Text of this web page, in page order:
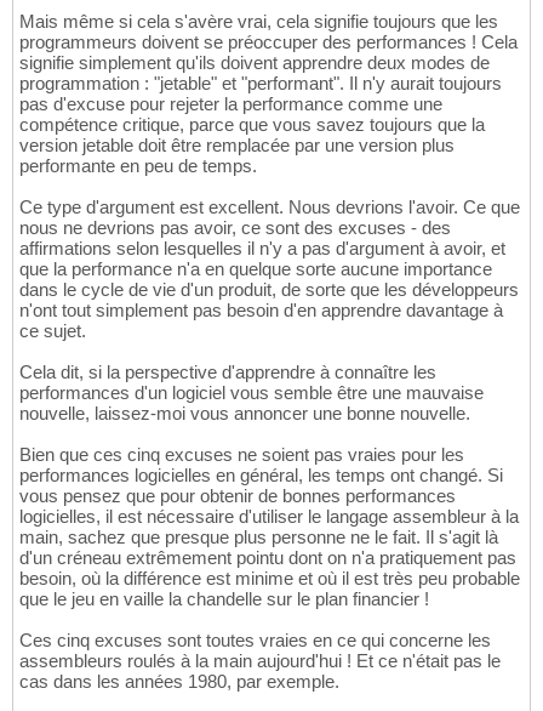
Mais même si cela s'avère vrai, cela signifie toujours que les
programmeurs doivent se préoccuper des performances ! Cela
signifie simplement qu'ils doivent apprendre deux modes de
programmation : "jetable" et "performant". Il n'y aurait toujours
pas d'excuse pour rejeter la performance comme une
compétence critique, parce que vous savez toujours que la
version jetable doit être remplacée par une version plus
performante en peu de temps.
Ce type d'argument est excellent. Nous devrions l'avoir. Ce que
nous ne devrions pas avoir, ce sont des excuses - des
affirmations selon lesquelles il n'y a pas d'argument à avoir, et
que la performance n'a en quelque sorte aucune importance
dans le cycle de vie d'un produit, de sorte que les développeurs
n'ont tout simplement pas besoin d'en apprendre davantage à
ce sujet.
Cela dit, si la perspective d'apprendre à connaître les
performances d'un logiciel vous semble être une mauvaise
nouvelle, laissez-moi vous annoncer une bonne nouvelle.
Bien que ces cinq excuses ne soient pas vraies pour les
performances logicielles en général, les temps ont changé. Si
vous pensez que pour obtenir de bonnes performances
logicielles, il est nécessaire d'utiliser le langage assembleur à la
main, sachez que presque plus personne ne le fait. Il s'agit là
d'un créneau extrêmement pointu dont on n'a pratiquement pas
besoin, où la différence est minime et où il est très peu probable
que le jeu en vaille la chandelle sur le plan financier !
Ces cinq excuses sont toutes vraies en ce qui concerne les
assembleurs roulés à la main aujourd'hui ! Et ce n'était pas le
cas dans les années 1980, par exemple.